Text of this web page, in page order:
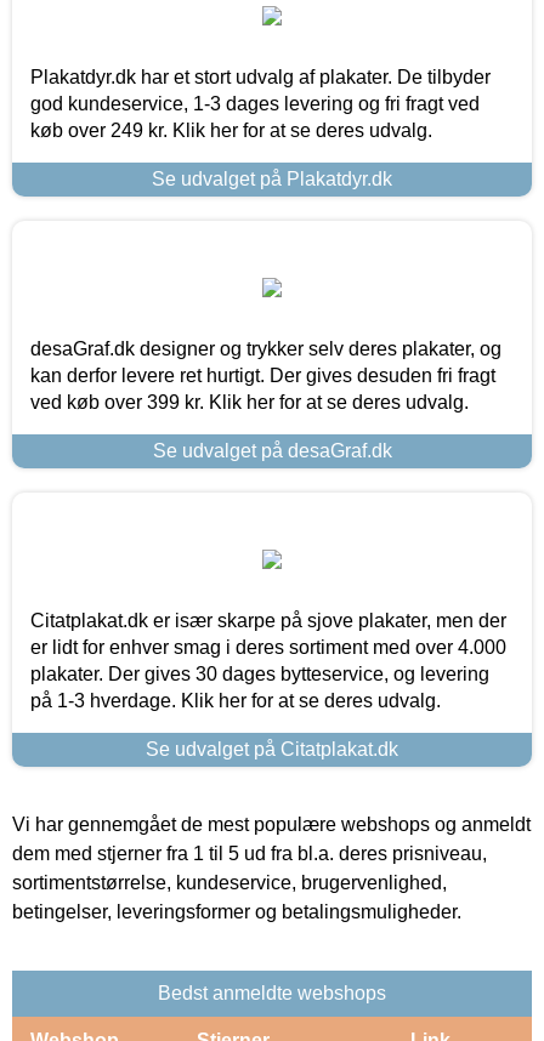
Plakatdyr.dk har et stort udvalg af plakater. De tilbyder
god kundeservice, 1-3 dages levering og fri fragt ved
køb over 249 kr. Klik her for at se deres udvalg.
Se udvalget på Plakatdyr.dk
desaGraf.dk designer og trykker selv deres plakater, og
kan derfor levere ret hurtigt. Der gives desuden fri fragt
ved køb over 399 kr. Klik her for at se deres udvalg.
Se udvalget på desaGraf.dk
Citatplakat.dk er især skarpe på sjove plakater, men der
er lidt for enhver smag i deres sortiment med over 4.000
plakater. Der gives 30 dages bytteservice, og levering
på 1-3 hverdage. Klik her for at se deres udvalg.
Se udvalget på Citatplakat.dk
Vi har gennemgået de mest populære webshops og anmeldt
dem med stjerner fra 1 til 5 ud fra bl.a. deres prisniveau,
sortimentstørrelse, kundeservice, brugervenlighed,
betingelser, leveringsformer og betalingsmuligheder.
Bedst anmeldte webshops